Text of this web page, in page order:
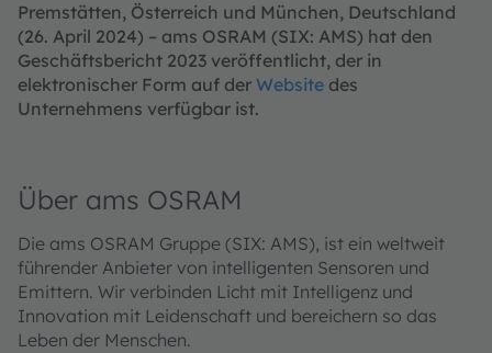
Premstätten, Österreich und München, Deutschland
(26. April 2024) – ams OSRAM (SIX: AMS) hat den
Geschäftsbericht 2023 veröffentlicht, der in
elektronischer Form auf der Website des
Unternehmens verfügbar ist.
Über ams OSRAM
Die ams OSRAM Gruppe (SIX: AMS), ist ein weltweit
führender Anbieter von intelligenten Sensoren und
Emittern. Wir verbinden Licht mit Intelligenz und
Innovation mit Leidenschaft und bereichern so das
Leben der Menschen.